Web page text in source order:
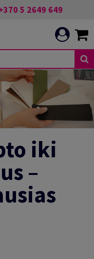
5 2649 649
iki
–